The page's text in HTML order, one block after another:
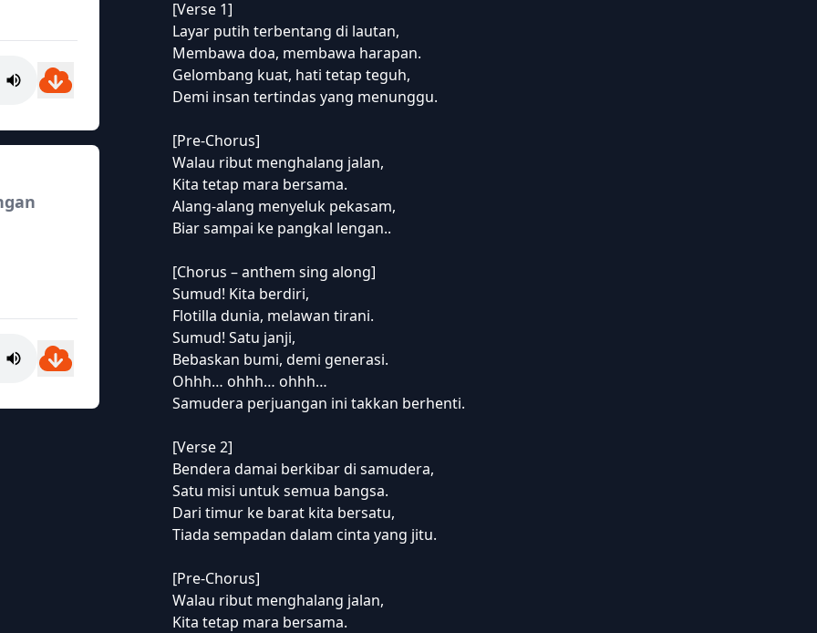
[Verse 1]
Layar putih terbentang di lautan,
Membawa doa, membawa harapan.
Gelombang kuat, hati tetap teguh,
Demi insan tertindas yang menunggu.
[Pre-Chorus]
Walau ribut menghalang jalan,
Kita tetap mara bersama.
Alang-alang menyeluk pekasam,
Biar sampai ke pangkal lengan..
[Chorus – anthem sing along]
Sumud! Kita berdiri,
Flotilla dunia, melawan tirani.
Sumud! Satu janji,
Bebaskan bumi, demi generasi.
Ohhh… ohhh… ohhh…
Samudera perjuangan ini takkan berhenti.
[Verse 2]
Bendera damai berkibar di samudera,
Satu misi untuk semua bangsa.
Dari timur ke barat kita bersatu,
Tiada sempadan dalam cinta yang jitu.
[Pre-Chorus]
Walau ribut menghalang jalan,
Kita tetap mara bersama.